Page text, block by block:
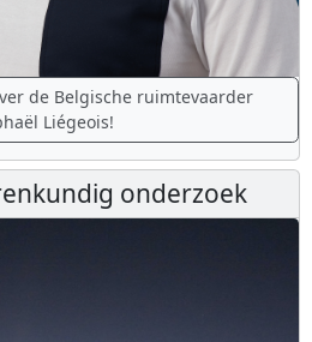
de Belgische ruimtevaarder
Liégeois!
onderzoek